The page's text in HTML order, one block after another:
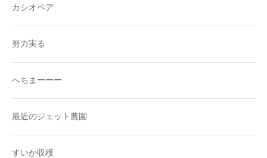
カシオペア
努力実る
へちまーーー
最近のジェット農園
すいか収穫